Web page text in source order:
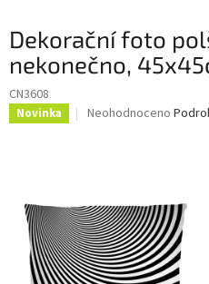
Dekorační foto
nekonečno,
CN3608
Novinka
Průměrné
5
hvězdiček.
Neohodnoceno